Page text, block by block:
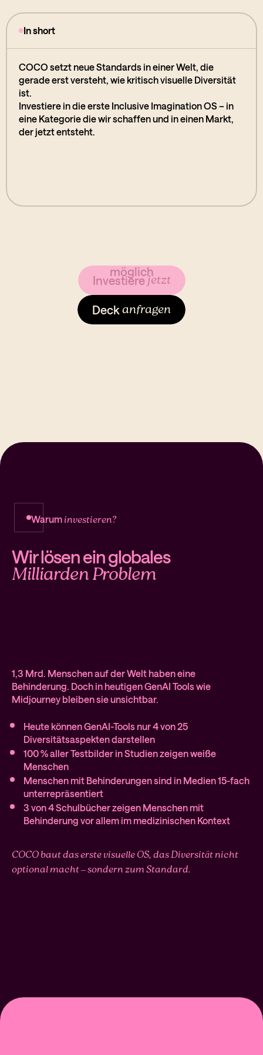
In short
COCO setzt neue Standards in einer Welt, die
gerade erst versteht, wie kritisch visuelle Diversität
ist.
Investiere in die erste Inclusive Imagination OS – in
eine Kategorie die wir schaffen und in einen Markt,
der jetzt entsteht.
Investierejetzt
möglich
Deckanfragen
Warum investieren?
Wir lösen ein globales
Milliarden Problem
1,3 Mrd. Menschen auf der Welt haben eine
Behinderung. Doch in heutigen GenAI Tools wie
Midjourney bleiben sie unsichtbar.
Heute können GenAI-Tools nur 4 von 25
Diversitätsaspekten darstellen
100 % aller Testbilder in Studien zeigen weiße
Menschen
Menschen mit Behinderungen sind in Medien 15-fach
unterrepräsentiert
3 von 4 Schulbücher zeigen Menschen mit
Behinderung vor allem im medizinischen Kontext
COCO baut das erste visuelle OS, das Diversität nicht
optional macht – sondern zum Standard.